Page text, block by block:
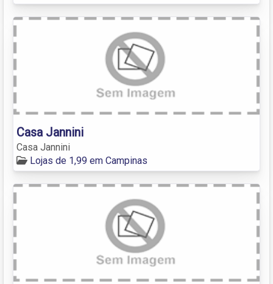
Casa Jannini
Casa Jannini
Lojas de 1,99 em Campinas